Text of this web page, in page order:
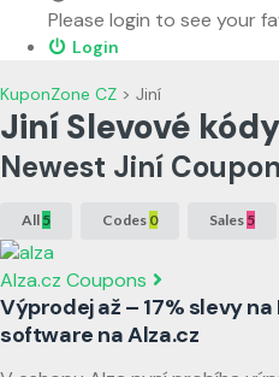
Please login to see your
Login
KuponZone CZ > Jiní
Jiní Slevové
Newest Jiní
All 5 Codes 0 Sales 5
Alza.cz Coupons
Výprodej až – 17% slevy na
software na Alza.cz